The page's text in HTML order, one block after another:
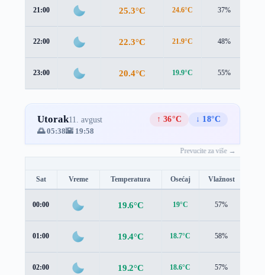
21:00 25.3°C 24.6°C 37%
22:00 22.3°C 21.9°C 48%
23:00 20.4°C 19.9°C 55%
Utorak11. avgust ↑ 36°C
↓ 18°C
🌅 05:38🌇 19:58
Prevucite za više →
Sat Vreme Temperatura Osećaj Vlažnost
00:00 19.6°C 19°C 57%
01:00 19.4°C 18.7°C 58%
02:00 19.2°C 18.6°C 57%